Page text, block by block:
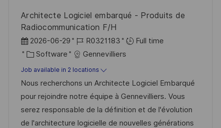
Architecte Logiciel embarqué - Produits de
Radiocommunication F/H
P
o
s
t
e
d
D
2026-06-29
J
o
b
I
d
R0321183
Full time
C
a
t
e
g
o
Software Gennevilliers
Job available in 2 locations
Nous recherchons un Architecte Logiciel Embarqué
pour rejoindre notre équipe à Gennevilliers. Vous
serez responsable de la définition et de l'évolution
de l'architecture logicielle de nouvelles générations